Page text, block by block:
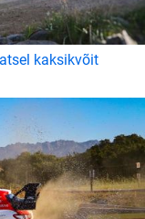
kaksikvõit